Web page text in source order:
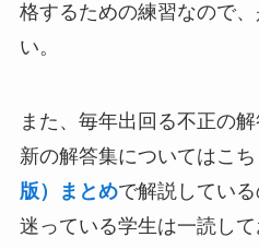
格するための練習なので
い。
また、毎年出回る不正の
新の解答集についてはこ
版）まとめで解説してい
迷っている学生は一読して